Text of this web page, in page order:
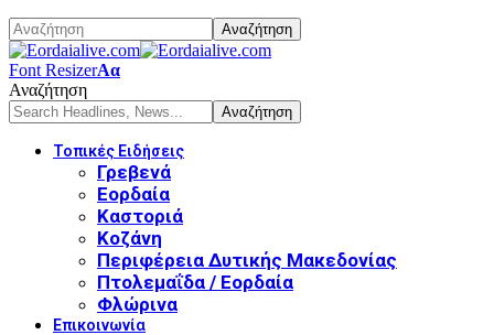
Font ResizerΑα
Αναζήτηση
Τοπικές Ειδήσεις
Γρεβενά
Εορδαία
Καστοριά
Κοζάνη
Περιφέρεια Δυτικής Μακεδονίας
Πτολεμαΐδα / Εορδαία
Φλώρινα
Επικοινωνία